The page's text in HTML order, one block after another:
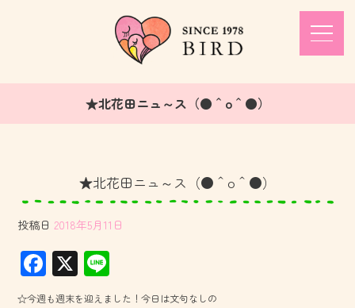
★北花田ニュ～ス（●＾o＾●）
★北花田ニュ～ス（●＾o＾●）
投稿日 2018年5月11日
F
ac
X
ne
☆今週も週末を迎えました！今日は文句なしの